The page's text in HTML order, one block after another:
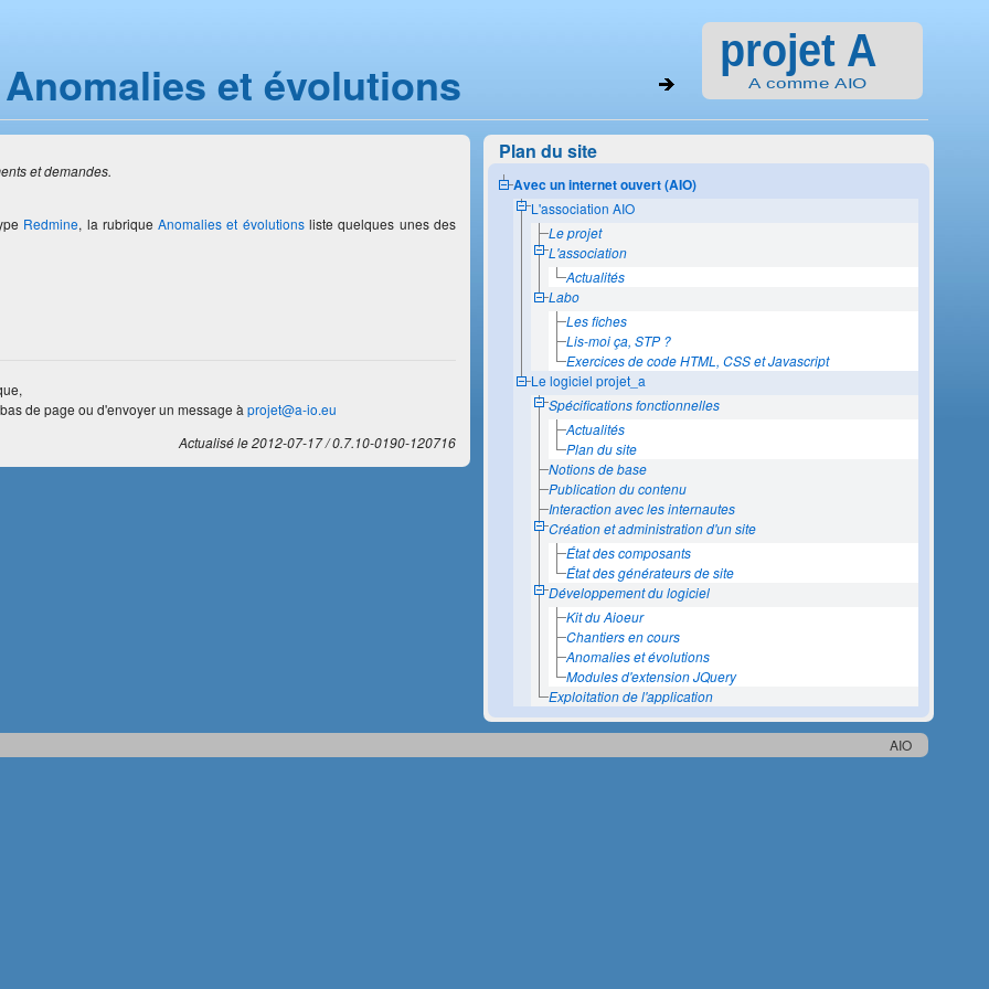
et évolutions
et demandes.
Redmine, la rubriqueAnomalies et évolutionsliste quelques unes des
de page ou d'envoyer un message àprojet@a-io.eu
Actualisé le 2012-07-17 0.7.10-0190-120716
Plan du site
Avec un internet ouvert (AIO)
L'association AIO
Le projet
L'association
Actualités
Labo
Les fiches
Lis-moi ça, STP ?
Exercices de code HTML, CSS et Javascript
Le logiciel projet_a
Spécifications fonctionnelles
Actualités
Plan du site
Notions de base
Publication du contenu
Interaction avec les internautes
Création et administration d'un site
État des composants
État des générateurs de site
Développement du logiciel
Kit du Aioeur
Chantiers en cours
Anomalies et évolutions
Modules d'extension JQuery
Exploitation de l'application
AIO